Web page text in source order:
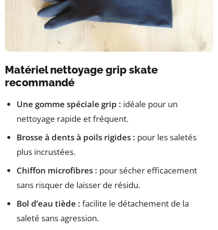
Matériel nettoyage grip skate
recommandé
Une gomme spéciale grip : idéale pour un
nettoyage rapide et fréquent.
Brosse à dents à poils rigides : pour les saletés
plus incrustées.
Chiffon microfibres : pour sécher efficacement
sans risquer de laisser de résidu.
Bol d’eau tiède : facilite le détachement de la
saleté sans agression.